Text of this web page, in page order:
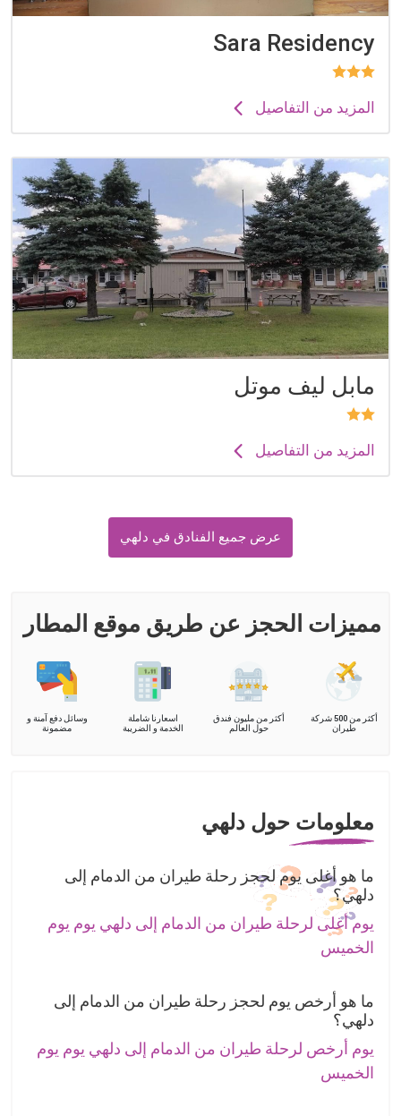
Sara Residency
المزيد من التفاصيل
مابل ليف موتل
المزيد من التفاصيل
عرض جميع الفنادق في دلهي
مميزات الحجز عن طريق موقع المطار
أكثر من 500 شركة
طيران
أكثر من مليون فندق
حول العالم
اسعارنا شاملة
الخدمة و الضريبة
وسائل دفع آمنة و
مضمونة
معلومات حول دلهي
ما هو أغلى يوم لحجز رحلة طيران من الدمام إلى
دلهي؟
يوم أغلى لرحلة طيران من الدمام إلى دلهي يوم يوم
الخميس
ما هو أرخص يوم لحجز رحلة طيران من الدمام إلى
دلهي؟
يوم أرخص لرحلة طيران من الدمام إلى دلهي يوم يوم
الخميس